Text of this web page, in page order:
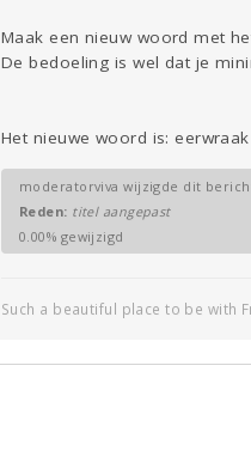
Maak een nieuw woord met
De bedoeling is wel dat je
Het nieuwe woord is: eerwraak
moderatorviva wijzigde dit bericht
Reden: titel aangepast
0.00% gewijzigd
Such a beautiful place to be with